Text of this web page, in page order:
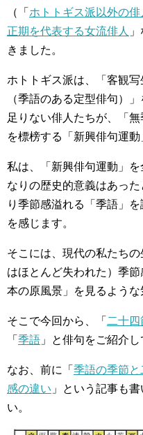
（「 ホトトギス派以外の
正期を代表する女流俳人
きました。
ホトトギス派は、「客観
（季語のある定型俳句）
足りない俳人たちが、「
を標榜する「新興俳句運動
私は、「新興俳句運動」
なりの歴史的意義はあっ
り季節感溢れる「季語」
を感じます。
そこには、現代の私たち
はほとんど失われた）季
本の原風景」を見るような
そこで今回から、「 二十四
「 季語 」と俳句をご紹介
なお、前に「 季語の季節
感の違い 」という記事も
い。